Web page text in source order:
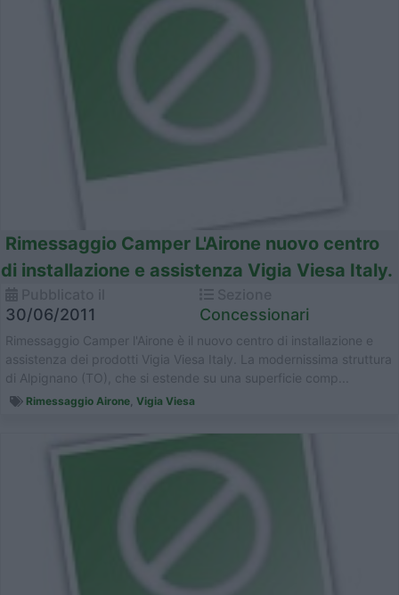
Rimessaggio Camper L'Airone nuovo centro
di installazione e assistenza Vigia Viesa Italy.
30/06/2011 Concessionari
Rimessaggio Camper l'Airone è il nuovo centro di installazione e
assistenza dei prodotti Vigia Viesa Italy. La modernissima struttura
di Alpignano (TO), che si estende su una superficie comp...
Rimessaggio Airone, Vigia Viesa